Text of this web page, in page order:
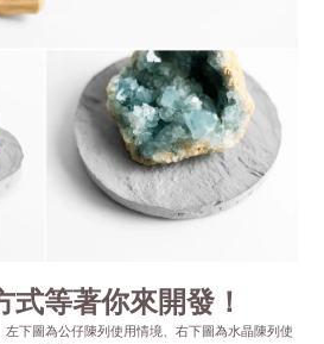
式等著你來開發！
下圖為公仔陳列使用情境、右下圖為水晶陳列使